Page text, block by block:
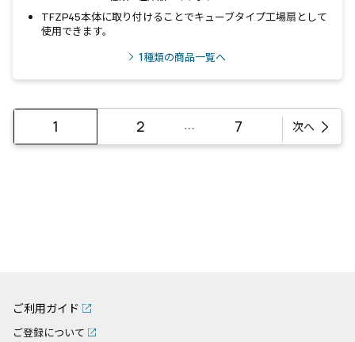
TFZP45本体に取り付けることでキューブタイプ工場扇として
使用できます。
1種類の商品一覧へ
1 2 … 7 次へ
ご利用ガイド
ご登録について